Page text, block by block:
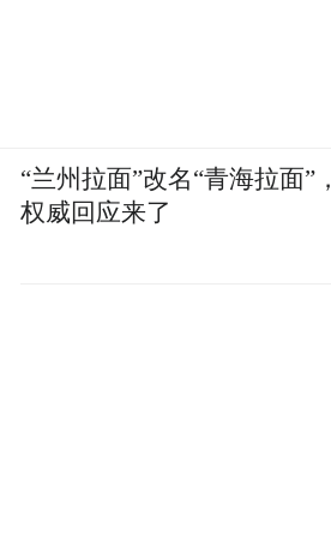
“兰州拉面”改名“青海拉面”，
权威回应来了